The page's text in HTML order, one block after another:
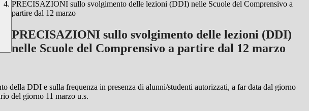
PRECISAZIONI sullo svolgimento delle lezioni (DDI) nelle Scuole del Comprensivo a
partire dal 12 marzo
PRECISAZIONI sullo svolgimento delle lezioni (DDI)
nelle Scuole del Comprensivo a partire dal 12 marzo
della DDI e sulla frequenza in presenza di alunni/studenti autorizzati, a far data dal giorno
del giorno 11 marzo u.s.